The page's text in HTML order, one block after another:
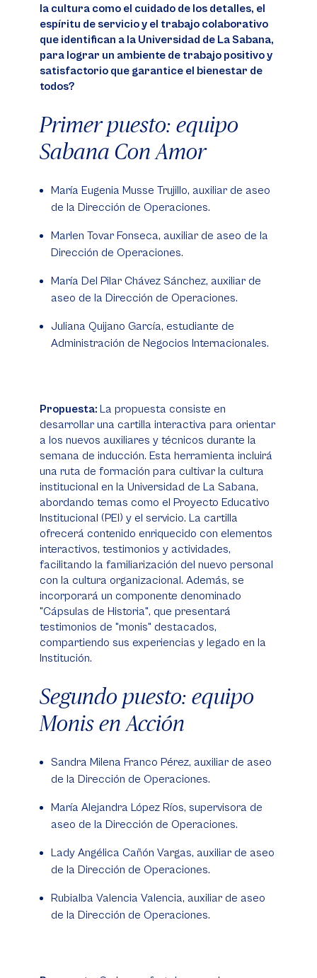
la cultura como el cuidado de los detalles, el
espíritu de servicio y el trabajo colaborativo
que identifican a la Universidad de La Sabana,
para lograr un ambiente de trabajo positivo y
satisfactorio que garantice el bienestar de
todos?
Primer puesto: equipo
Sabana Con Amor
María Eugenia Musse Trujillo, auxiliar de aseo
de la Dirección de Operaciones.
Marlen Tovar Fonseca, auxiliar de aseo de la
Dirección de Operaciones.
María Del Pilar Chávez Sánchez, auxiliar de
aseo de la Dirección de Operaciones.
Juliana Quijano García, estudiante de
Administración de Negocios Internacionales.
Propuesta: La propuesta consiste en
desarrollar una cartilla interactiva para orientar
a los nuevos auxiliares y técnicos durante la
semana de inducción. Esta herramienta incluirá
una ruta de formación para cultivar la cultura
institucional en la Universidad de La Sabana,
abordando temas como el Proyecto Educativo
Institucional (PEI) y el servicio. La cartilla
ofrecerá contenido enriquecido con elementos
interactivos, testimonios y actividades,
facilitando la familiarización del nuevo personal
con la cultura organizacional. Además, se
incorporará un componente denominado
"Cápsulas de Historia", que presentará
testimonios de "monis" destacados,
compartiendo sus experiencias y legado en la
Institución.
Segundo puesto: equipo
Monis en Acción
Sandra Milena Franco Pérez, auxiliar de aseo
de la Dirección de Operaciones.
María Alejandra López Ríos, supervisora de
aseo de la Dirección de Operaciones.
Lady Angélica Cañón Vargas, auxiliar de aseo
de la Dirección de Operaciones.
Rubialba Valencia Valencia, auxiliar de aseo
de la Dirección de Operaciones.